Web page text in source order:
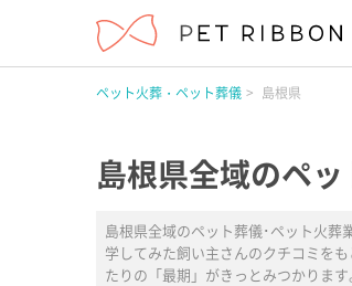
ペット火葬・ペット葬儀 島根県
島根県全域のペ
島根県全域のペット葬儀･ペット火葬
学してみた飼い主さんのクチコミを
たりの「最期」がきっとみつかります